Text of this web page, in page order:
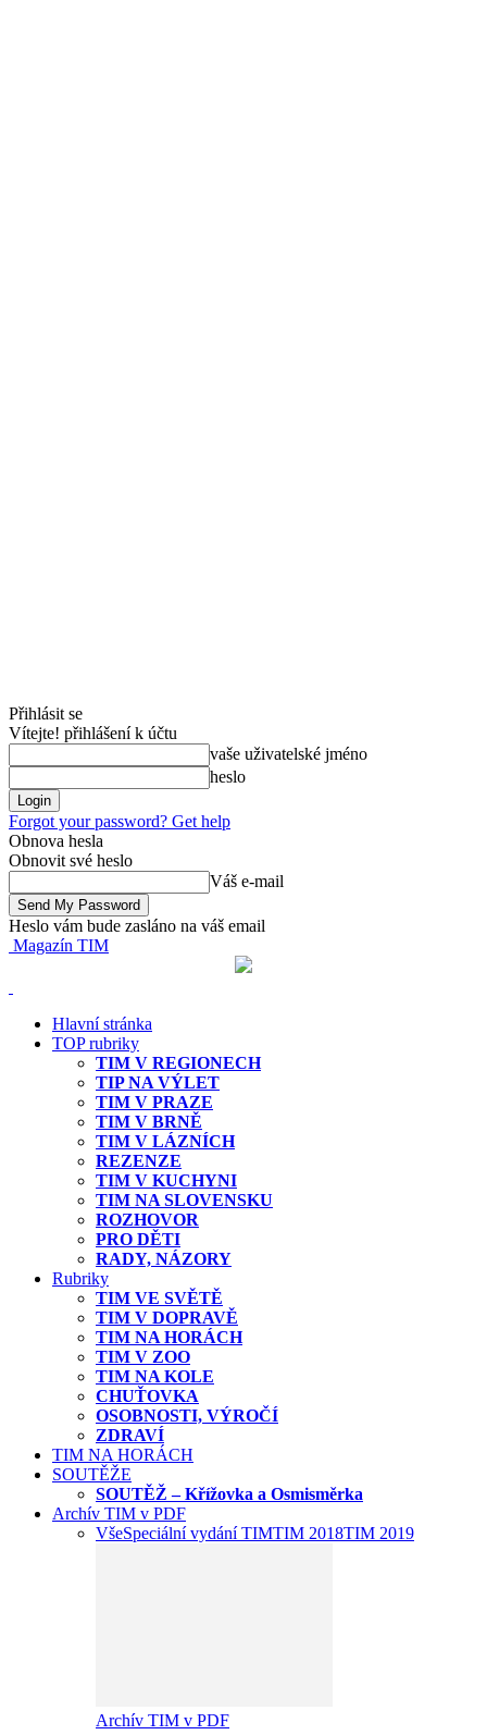
Přihlásit se
Vítejte! přihlášení k účtu
vaše uživatelské jméno
heslo
Forgot your password? Get help
Obnova hesla
Obnovit své heslo
Váš e-mail
Heslo vám bude zasláno na váš email
Magazín TIM
Hlavní stránka
TOP rubriky
TIM V REGIONECH
TIP NA VÝLET
TIM V PRAZE
TIM V BRNĚ
TIM V LÁZNÍCH
REZENZE
TIM V KUCHYNI
TIM NA SLOVENSKU
ROZHOVOR
PRO DĚTI
RADY, NÁZORY
Rubriky
TIM VE SVĚTĚ
TIM V DOPRAVĚ
TIM NA HORÁCH
TIM V ZOO
TIM NA KOLE
CHUŤOVKA
OSOBNOSTI, VÝROČÍ
ZDRAVÍ
TIM NA HORÁCH
SOUTĚŽE
SOUTĚŽ – Křížovka a Osmisměrka
Archív TIM v PDF
VšeSpeciální vydání TIMTIM 2018TIM 2019
Archív TIM v PDF